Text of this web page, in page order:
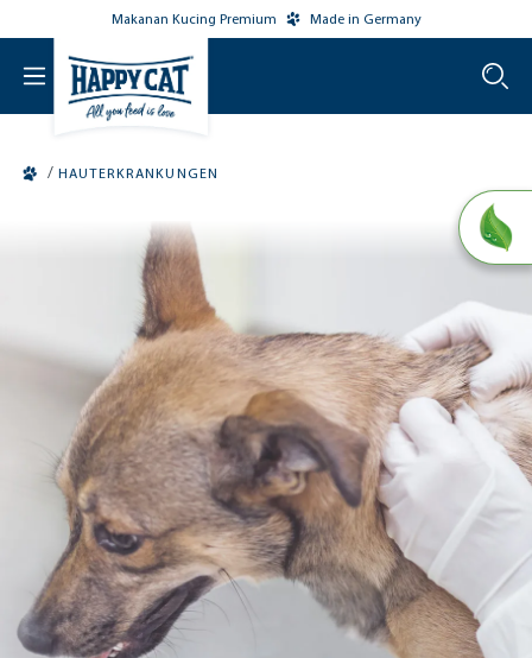
main contentMakanan Kucing Premium Made in Germany
/ HAUTERKRANKUNGEN